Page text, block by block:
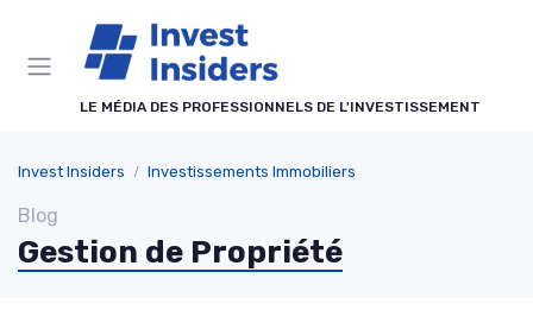
LE MÉDIA DES PROFESSIONNELS DE L'INVESTISSEMENT
Invest Insiders Investissements Immobiliers
Blog
Gestion de Propriété